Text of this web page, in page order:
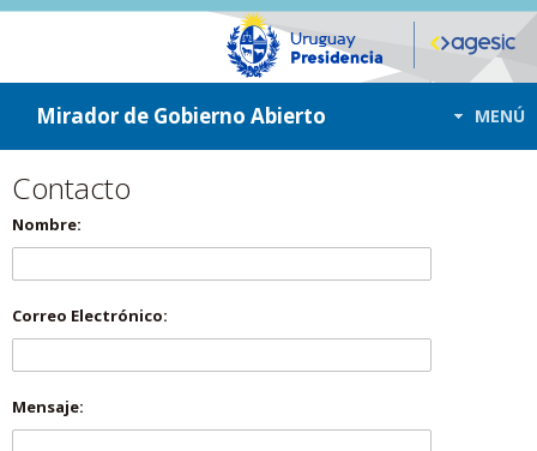
ir a contenido
ir al menú
Mirador de Gobierno Abierto MENÚ
Contacto
Nombre:
Correo Electrónico:
Mensaje: